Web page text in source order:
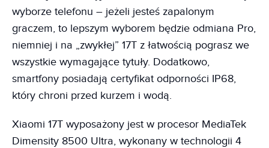
wyborze telefonu – jeżeli jesteś zapalonym
graczem, to lepszym wyborem będzie odmiana Pro,
niemniej i na „zwykłej” 17T z łatwością pograsz we
wszystkie wymagające tytuły. Dodatkowo,
smartfony posiadają certyfikat odporności IP68,
który chroni przed kurzem i wodą.
Xiaomi 17T wyposażony jest w procesor MediaTek
Dimensity 8500 Ultra, wykonany w technologii 4